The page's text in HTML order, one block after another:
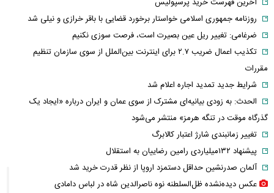
روزنامه جمهوری اسلامی خواستار برخورد قضایی با باقر خرازی و نیلی شد
ضرغامی: تغییر ریل عین بصیرت است، فرصت سوزی نکنیم
تکذیب اعمال ضریب ۲.۷ برای اینترنت بین‌الملل از سوی سازمان تنظیم
مقررات
شرایط جدید تمدید اجاره اعلام شد
الحدث: به زودی بیانیه‌ای مشترک از سوی عمان و ایران درباره «ایجاد یک
گذرگاه موقت در تنگه هرمز» منتشر می‌شود
تغییر زمانبندی‌ شارژ اعتبار کالابرگ
پیشنهاد ۱۳۲میلیاردی رامین رضاییان به استقلال
آلمان صدرنشین حداقل دستمزد اروپا از نظر قدرت خرید شد
عکس دیده‌نشده ظل‌السلطنه نوه ناصرالدین شاه در لباس دامادی